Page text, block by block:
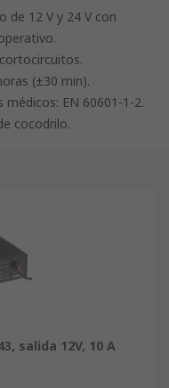
de 12 V y 24 V con
(±30 min).
EN 60601-1-2.
cocodrilo.
salida 12V, 10 A